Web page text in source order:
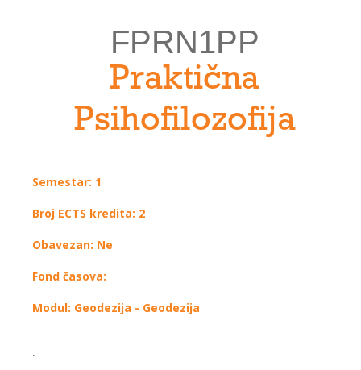
FPRN1PP
Praktična
Psihofilozofija
Semestar: 1
Broj ECTS kredita: 2
Obavezan: Ne
Fond časova:
Modul: Geodezija - Geodezija
.